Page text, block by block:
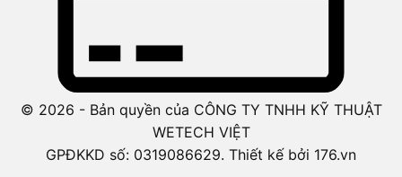
© 2026 - Bản quyền của CÔNG TY TNHH KỸ THUẬT
WETECH VIỆT
GPĐKKD số: 0319086629. Thiết kế bởi 176.vn